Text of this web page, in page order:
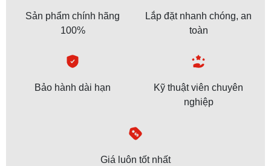
Sản phẩm chính hãng
100%
Lắp đặt nhanh chóng, an
toàn
Bảo hành dài hạn
Kỹ thuật viên chuyên
nghiệp
Giá luôn tốt nhất